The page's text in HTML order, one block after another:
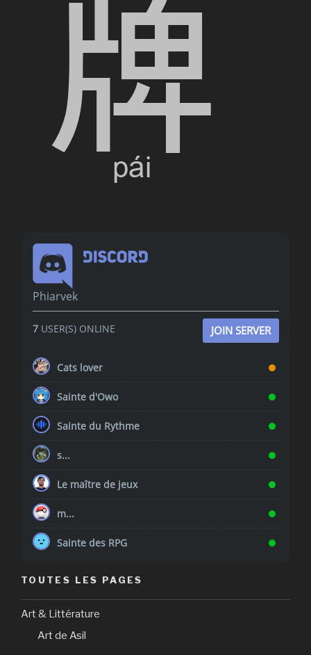
Phiarvek
7USER(S) ONLINE JOIN SERVER
Cats lover
Sainte d'Owo
Sainte du Rythme
s...
Le maître de jeux
m...
Sainte des RPG
TOUTES LES PAGES
Art & Littérature
Art de Asil